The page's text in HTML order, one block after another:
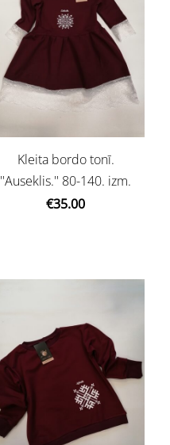
Kleita bordo tonī.
''Auseklis.'' 80-140. izm.
€35.00